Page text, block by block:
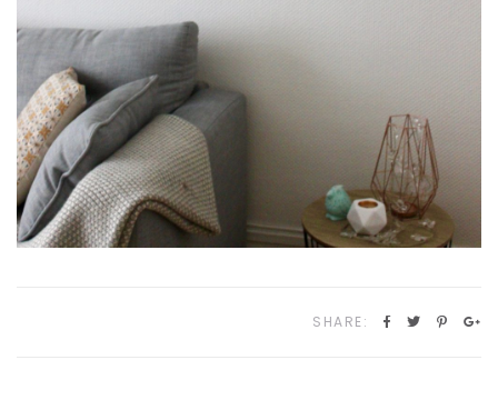
SHARE: